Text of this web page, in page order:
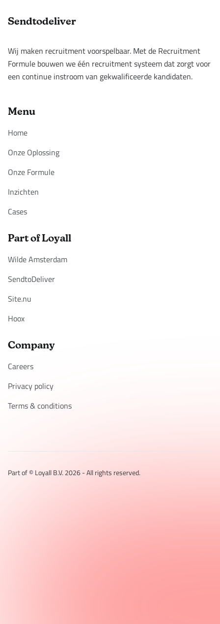
Footer
Sendtodeliver
Wij maken recruitment voorspelbaar. Met de Recruitment
Formule bouwen we één recruitment systeem dat zorgt voor
een continue instroom van gekwalificeerde kandidaten.
Menu
Home
Onze Oplossing
Onze Formule
Inzichten
Cases
Part of Loyall
Wilde Amsterdam
SendtoDeliver
Site.nu
Hoox
Company
Careers
Privacy policy
Terms & conditions
Part of © Loyall B.V. 2026 - All rights reserved.